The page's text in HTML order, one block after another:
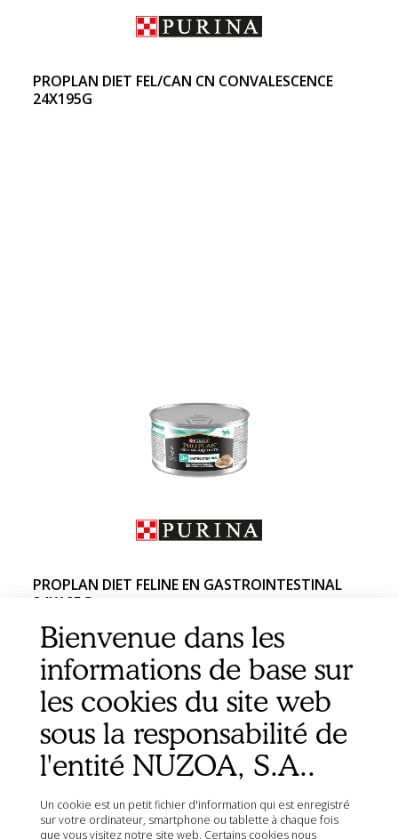
PROPLAN DIET FEL/CAN CN CONVALESCENCE
24X195G
PROPLAN DIET FELINE EN GASTROINTESTINAL
24X195G
Bienvenue dans les
informations de base sur
les cookies du site web
sous la responsabilité de
l'entité NUZOA, S.A..
Un cookie est un petit fichier d'information qui est enregistré
sur votre ordinateur, smartphone ou tablette à chaque fois
que vous visitez notre site web. Certains cookies nous